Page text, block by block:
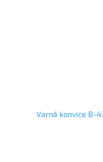
Varná konvice B-